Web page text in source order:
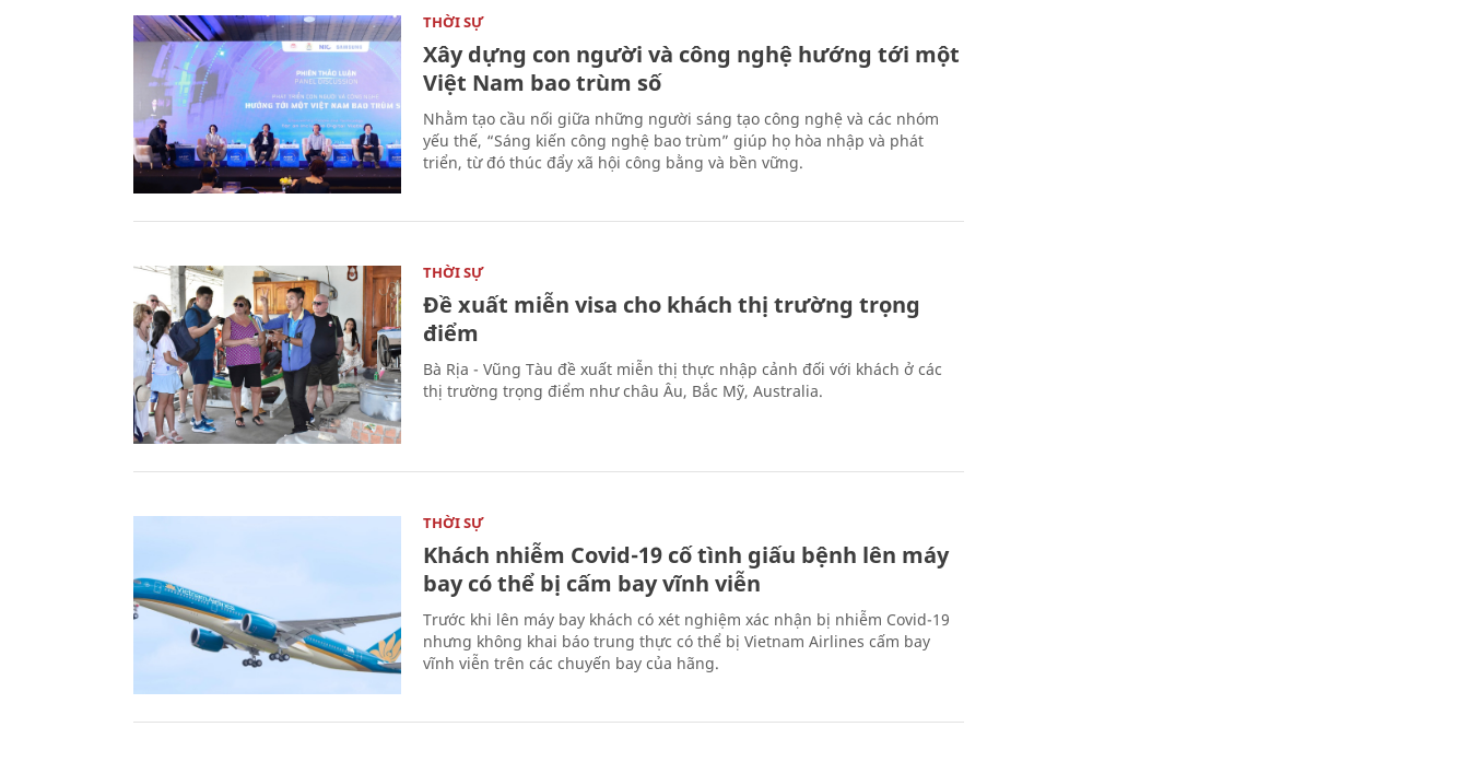
THỜI SỰ
Xây dựng con người và công nghệ hướng tới một
Việt Nam bao trùm số
Nhằm tạo cầu nối giữa những người sáng tạo công nghệ và các nhóm
yếu thế, “Sáng kiến công nghệ bao trùm” giúp họ hòa nhập và phát
triển, từ đó thúc đẩy xã hội công bằng và bền vững.
THỜI SỰ
Đề xuất miễn visa cho khách thị trường trọng
điểm
Bà Rịa - Vũng Tàu đề xuất miễn thị thực nhập cảnh đối với khách ở các
thị trường trọng điểm như châu Âu, Bắc Mỹ, Australia.
THỜI SỰ
Khách nhiễm Covid-19 cố tình giấu bệnh lên máy
bay có thể bị cấm bay vĩnh viễn
Trước khi lên máy bay khách có xét nghiệm xác nhận bị nhiễm Covid-19
nhưng không khai báo trung thực có thể bị Vietnam Airlines cấm bay
vĩnh viễn trên các chuyến bay của hãng.